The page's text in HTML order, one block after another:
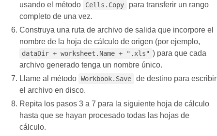
usando el método
Cells.Copy
para transferir un rango
completo de una vez.
Construya una ruta de archivo de salida que incorpore el
nombre de la hoja de cálculo de origen (por ejemplo,
dataDir + worksheet.Name + ".xls" ) para que cada
archivo generado tenga un nombre único.
Llame al método Workbook.Save
de destino para escribir
el archivo en disco.
Repita los pasos 3 a 7 para la siguiente hoja de cálculo
hasta que se hayan procesado todas las hojas de
cálculo.